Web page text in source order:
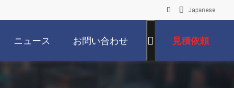
Japanese
ニュース お問い合わせ 見積依頼